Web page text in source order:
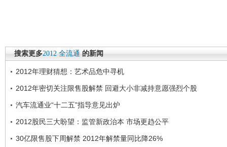
搜索更多2012 全流通 的新闻
2012年理财猜想：艺术品危中寻机
2012年密切关注限售股解禁 回避大小非减持意愿强烈个股
汽车流通业“十二五”指导意见出炉
2012股民三大盼望：监管新政治本 市场更趋公平
30亿限售股下周解禁 2012年解禁量同比降26%